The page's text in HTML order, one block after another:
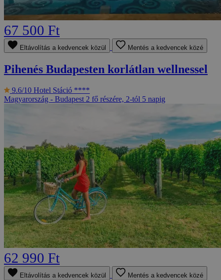
67 500 Ft
Eltávolítás a kedvencek közül Mentés a kedvencek közé
Pihenés Budapesten korlátlan wellnessel
9.6/10 Hotel Stáció ****
Magyarország - Budapest 2 fő részére, 2-tól 5 napig
62 990 Ft
Eltávolítás a kedvencek közül Mentés a kedvencek közé